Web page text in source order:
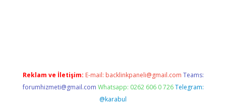
Reklam ve İletişim: E-mail: backlinkpaneli@gmail.com Teams:
forumhizmeti@gmail.com Whatsapp: 0262 606 0 726 Telegram:
@karabul